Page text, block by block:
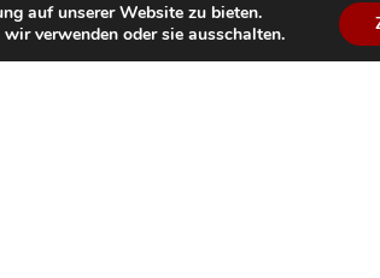
Facebook
auf unserer Website zu bieten.
verwenden oder sie ausschalten.